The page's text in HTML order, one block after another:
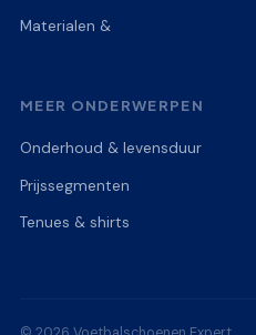
Materialen &
MEER ONDERWERPEN
Onderhoud & levensduur
Prijssegmenten
Tenues & shirts